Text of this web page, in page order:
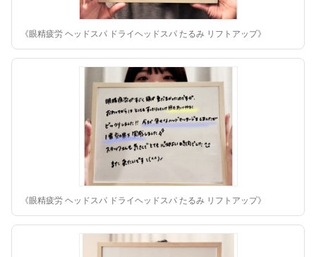
《眼精疲労 ヘッドスパ ドライヘッドスパ たるみ リフトアップ》
《眼精疲労 ヘッドスパ ドライヘッドスパ たるみ リフトアップ》